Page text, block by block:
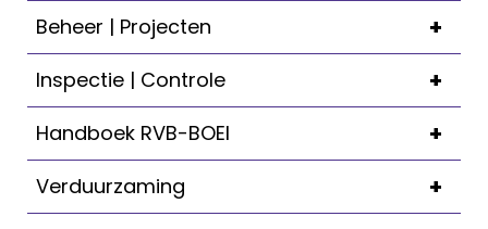
+
Beheer | Projecten
+
Inspectie | Controle
+
Handboek RVB-BOEI
+
Verduurzaming